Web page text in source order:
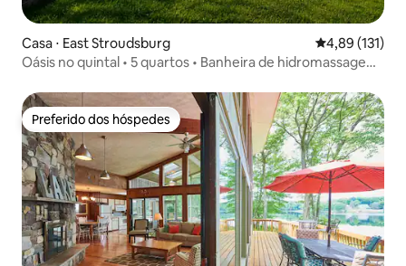
Casa ⋅ East Stroudsburg 4,89 de uma
4,89 (131)
Oásis no quintal • 5 quartos • Banheira de hidromassagem
Preferido dos hóspedes
Preferido dos hóspedes